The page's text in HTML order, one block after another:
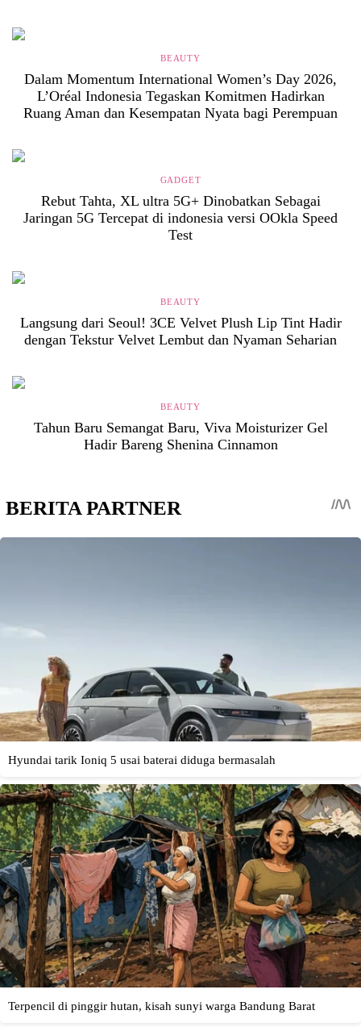
BEAUTY
Dalam Momentum International Women’s Day 2026,
L’Oréal Indonesia Tegaskan Komitmen Hadirkan
Ruang Aman dan Kesempatan Nyata bagi Perempuan
GADGET
Rebut Tahta, XL ultra 5G+ Dinobatkan Sebagai
Jaringan 5G Tercepat di indonesia versi OOkla Speed
Test
BEAUTY
Langsung dari Seoul! 3CE Velvet Plush Lip Tint Hadir
dengan Tekstur Velvet Lembut dan Nyaman Seharian
BEAUTY
Tahun Baru Semangat Baru, Viva Moisturizer Gel
Hadir Bareng Shenina Cinnamon